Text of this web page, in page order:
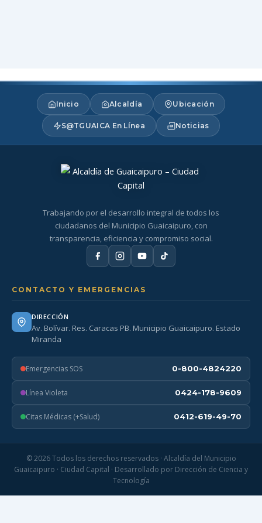
Inicio Alcaldía Ubicación
S@TGUAICA En Línea Noticias
Trabajando por el desarrollo integral de todos los
ciudadanos del Municipio Guaicaipuro, con
transparencia, eficiencia y compromiso social.
CONTACTO Y EMERGENCIAS
DIRECCIÓN
Av. Bolívar. Res. Caracas PB. Municipio Guaicaipuro. Estado
Miranda
Emergencias SOS 0-800-4824220
Línea Violeta 0424-178-9609
Citas Médicas (+Salud) 0412-619-49-70
© 2026 Todos los derechos reservados · Alcaldía del Municipio
Guaicaipuro · Ciudad Capital · Desarrollado por Dirección de Ciencia y
Tecnología